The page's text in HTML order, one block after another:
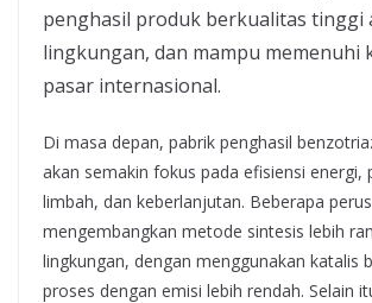
penghasil produk berkualitas tinggi
lingkungan, dan mampu memenuhi
pasar internasional.
Di masa depan, pabrik penghasil
akan semakin fokus pada efisiensi energi,
limbah, dan keberlanjutan. Beberapa
mengembangkan metode sintesis lebih
lingkungan, dengan menggunakan katalis
proses dengan emisi lebih rendah. Selain